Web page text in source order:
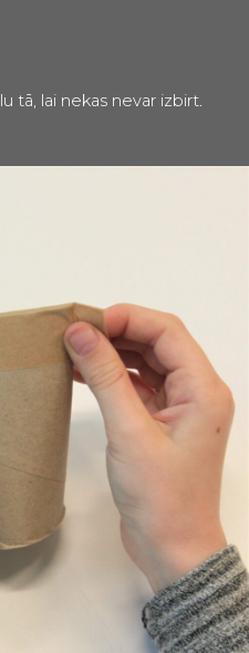
tā, lai nekas nevar izbirt.